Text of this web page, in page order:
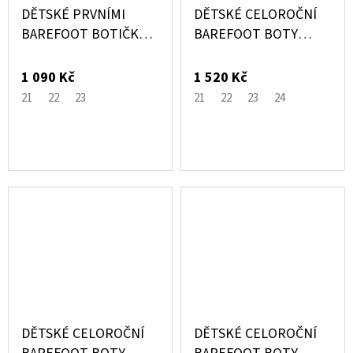
DĚTSKÉ PRVNÍMI
BAREFOOT BOTIČKY -
PEGRES
1 090 Kč
21 22 23
DĚTSKÉ CELOROČNÍ
BAREFOOT BOTY
PEGRES
1 520 Kč
21 22 23 24
DĚTSKÉ CELOROČNÍ
DĚTSKÉ CELOROČNÍ